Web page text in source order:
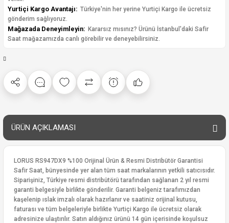
Yurtiçi Kargo Avantajı: Türkiye'nin her yerine Yurtiçi Kargo ile ücretsiz
gönderim sağlıyoruz.
Mağazada Deneyimleyin: Kararsız mısınız? Ürünü İstanbul'daki Safir
Saat mağazamızda canlı görebilir ve deneyebilirsiniz.
ÜRÜN AÇIKLAMASI
LORUS RS947DX9 %100 Orijinal Ürün & Resmi Distribütör Garantisi
Safir Saat, bünyesinde yer alan tüm saat markalarının yetkili satıcısıdır.
Siparişiniz, Türkiye resmi distribütörü tarafından sağlanan 2 yıl resmi
garanti belgesiyle birlikte gönderilir. Garanti belgeniz tarafımızdan
kaşelenip ıslak imzalı olarak hazırlanır ve saatiniz orijinal kutusu,
faturası ve tüm belgeleriyle birlikte Yurtiçi Kargo ile ücretsiz olarak
adresinize ulaştırılır. Satın aldığınız ürünü 14 gün içerisinde koşulsuz